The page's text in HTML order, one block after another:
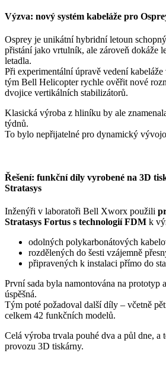
Výzva: nový systém kabeláže pro
Osprey je unikátní hybridní letoun
přistání jako vrtulník, ale zároveň dokáže
letadla.
Při experimentální úpravě vedení
tým Bell Helicopter rychle ověřit nové
dvojice vertikálních stabilizátorů.
Klasická výroba z hliníku by ale
týdnů.
To bylo nepřijatelné pro dynamický
Řešení: funkční díly vyrobené na 3D
Stratasys
Inženýři v laboratoři Bell Xworx použili
Stratasys Fortus s technologií FDM k
odolných polykarbonátových
rozdělených do šesti vzájemně
připravených k instalaci přímo do
První sada byla namontována na prototyp
úspěšná.
Tým poté požadoval další díly – včetně
celkem 42 funkčních modelů.
Celá výroba trvala pouhé dva a půl dne, a
provozu 3D tiskárny.